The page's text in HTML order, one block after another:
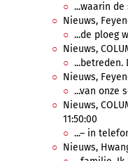
...waarin
Nieuws,
...de ploeg
Nieuws,
...betreden.
Nieuws,
...van onze
Nieuws,
11:50:00
...– in
Nieuws,